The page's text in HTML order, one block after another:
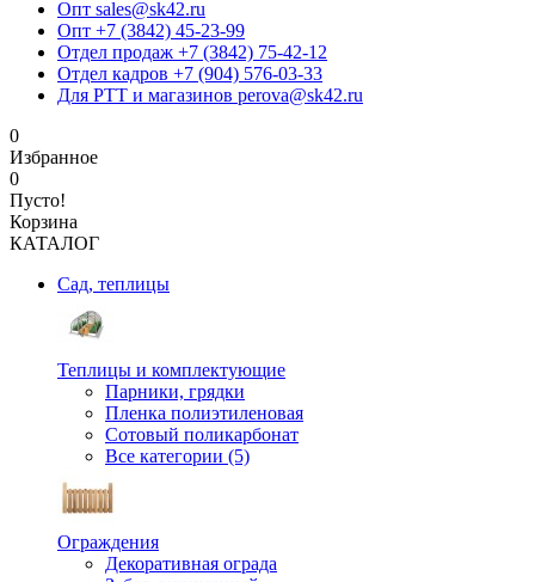
Опт sales@sk42.ru
Опт +7 (3842) 45-23-99
Отдел продаж +7 (3842) 75-42-12
Отдел кадров +7 (904) 576-03-33
Для РТТ и магазинов perova@sk42.ru
0
Избранное
0
Пусто!
Корзина
КАТАЛОГ
Сад, теплицы
Теплицы и комплектующие
Парники, грядки
Пленка полиэтиленовая
Сотовый поликарбонат
Все категории (5)
Ограждения
Декоративная ограда